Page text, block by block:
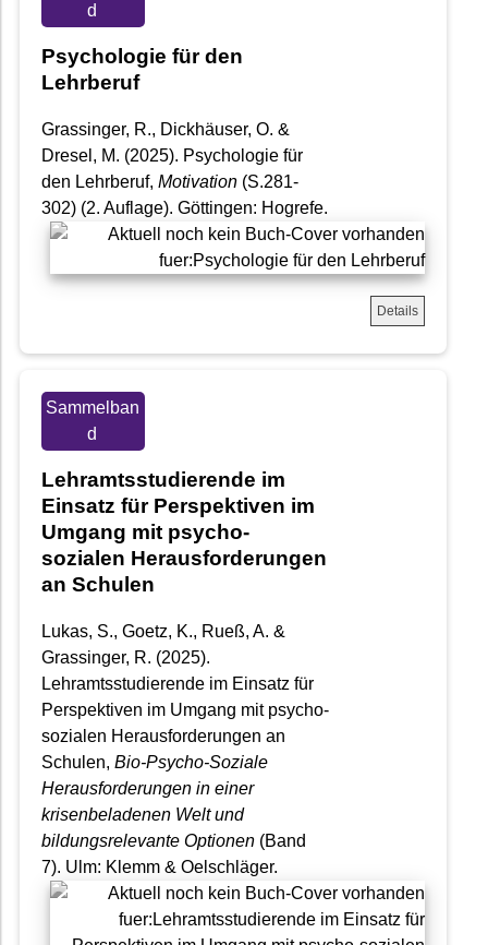
d
Psychologie für den
Lehrberuf
Grassinger, R., Dickhäuser, O. &
Dresel, M. (2025). Psychologie für
den Lehrberuf, Motivation (S.281-
302) (2. Auflage). Göttingen: Hogrefe.
Details
Sammelban
d
Lehramtsstudierende im
Einsatz für Perspektiven im
Umgang mit psycho-
sozialen Herausforderungen
an Schulen
Lukas, S., Goetz, K., Rueß, A. &
Grassinger, R. (2025).
Lehramtsstudierende im Einsatz für
Perspektiven im Umgang mit psycho-
sozialen Herausforderungen an
Schulen, Bio-Psycho-Soziale
Herausforderungen in einer
krisenbeladenen Welt und
bildungsrelevante Optionen (Band
7). Ulm: Klemm & Oelschläger.